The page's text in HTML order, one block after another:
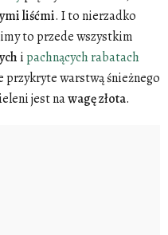
liśćmi. I to nierzadko
to przede wszystkim
i pachnących rabatach
warstwą śnieżnego
jest nawagęzłota.